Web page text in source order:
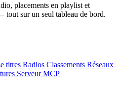
placements en playlist et
tout sur un seul tableau de bord.
titres Radios Classements Réseaux
Serveur MCP